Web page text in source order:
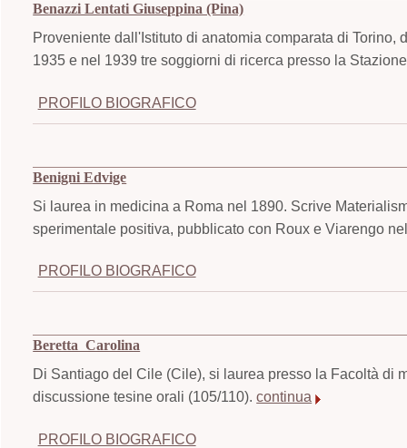
Benazzi Lentati Giuseppina (Pina)
Proveniente dall'Istituto di anatomia comparata di
1935 e nel 1939 tre soggiorni di ricerca presso la
PROFILO BIOGRAFICO
Benigni Edvige
Si laurea in medicina a Roma nel 1890. Scrive
sperimentale positiva, pubblicato con Roux e Viarengo
PROFILO BIOGRAFICO
Beretta Carolina
Di Santiago del Cile (Cile), si laurea presso la Facoltà di
discussione tesine orali (105/110).continua
PROFILO BIOGRAFICO